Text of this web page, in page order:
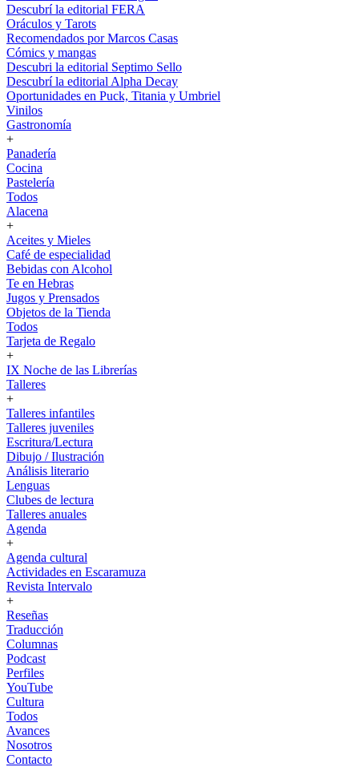
Descubrí la editorial FERA
Oráculos y Tarots
Recomendados por Marcos Casas
Cómics y mangas
Descubri la editorial Septimo Sello
Descubrí la editorial Alpha Decay
Oportunidades en Puck, Titania y Umbriel
Vinilos
Gastronomía
+
Panadería
Cocina
Pastelería
Todos
Alacena
+
Aceites y Mieles
Café de especialidad
Bebidas con Alcohol
Te en Hebras
Jugos y Prensados
Objetos de la Tienda
Todos
Tarjeta de Regalo
+
IX Noche de las Librerías
Talleres
+
Talleres infantiles
Talleres juveniles
Escritura/Lectura
Dibujo / Ilustración
Análisis literario
Lenguas
Clubes de lectura
Talleres anuales
Agenda
+
Agenda cultural
Actividades en Escaramuza
Revista Intervalo
+
Reseñas
Traducción
Columnas
Podcast
Perfiles
YouTube
Cultura
Todos
Avances
Nosotros
Contacto